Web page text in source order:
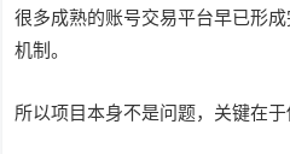
很多成熟的账号交易平台早已形
机制。
所以项目本身不是问题，关键在于